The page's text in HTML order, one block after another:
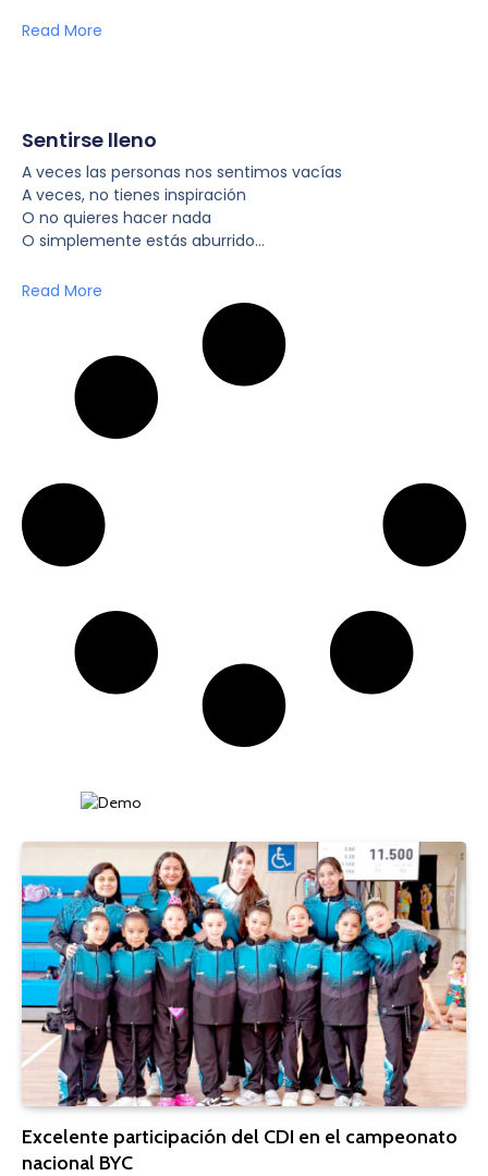
Read More
Sentirse lleno
A veces las personas nos sentimos vacías
A veces, no tienes inspiración
O no quieres hacer nada
O simplemente estás aburrido…
Read More
Excelente participación del CDI en el campeonato
nacional BYC